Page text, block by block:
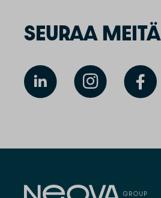
SEURAA MEITÄ